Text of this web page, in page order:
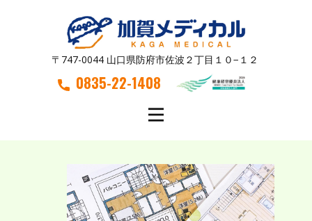
〒747-0044 山口県防府市佐波２丁目１０−１２
0835-22-1408